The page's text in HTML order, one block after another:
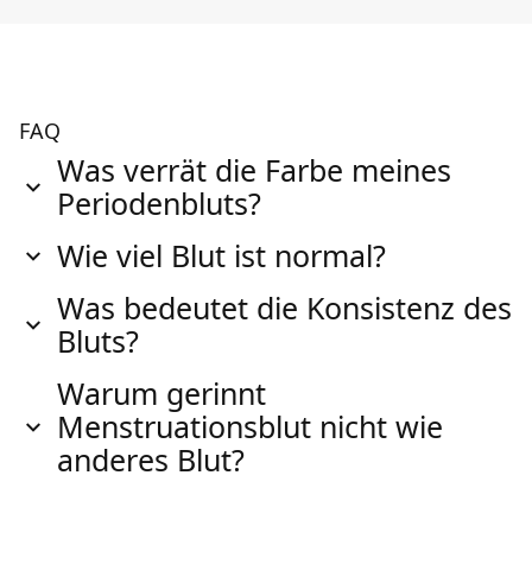
FAQ
Was verrät die Farbe meines
Periodenbluts?
Wie viel Blut ist normal?
Was bedeutet die Konsistenz des
Bluts?
Warum gerinnt
Menstruationsblut nicht wie
anderes Blut?